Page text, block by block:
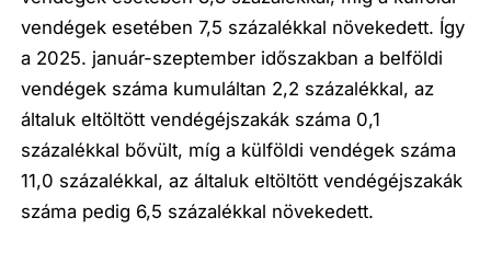
vendégek esetében 7,5 százalékkal növekedett. Így
a 2025. január-szeptember időszakban a belföldi
vendégek száma kumuláltan 2,2 százalékkal, az
általuk eltöltött vendégéjszakák száma 0,1
százalékkal bővült, míg a külföldi vendégek száma
11,0 százalékkal, az általuk eltöltött vendégéjszakák
száma pedig 6,5 százalékkal növekedett.